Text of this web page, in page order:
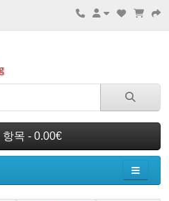
항목 - 0.00€